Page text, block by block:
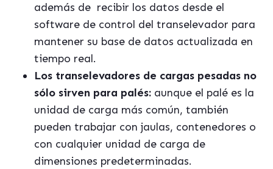
además de recibir los datos desde el
software de control del transelevador para
mantener su base de datos actualizada en
tiempo real.
Los transelevadores de cargas pesadas no
sólo sirven para palés: aunque el palé es la
unidad de carga más común, también
pueden trabajar con jaulas, contenedores o
con cualquier unidad de carga de
dimensiones predeterminadas.